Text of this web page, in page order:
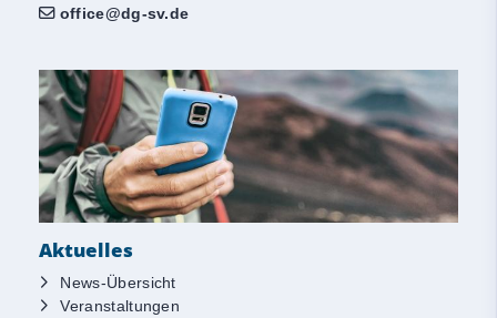
office@dg-sv.de
Aktuelles
News-Übersicht
Veranstaltungen